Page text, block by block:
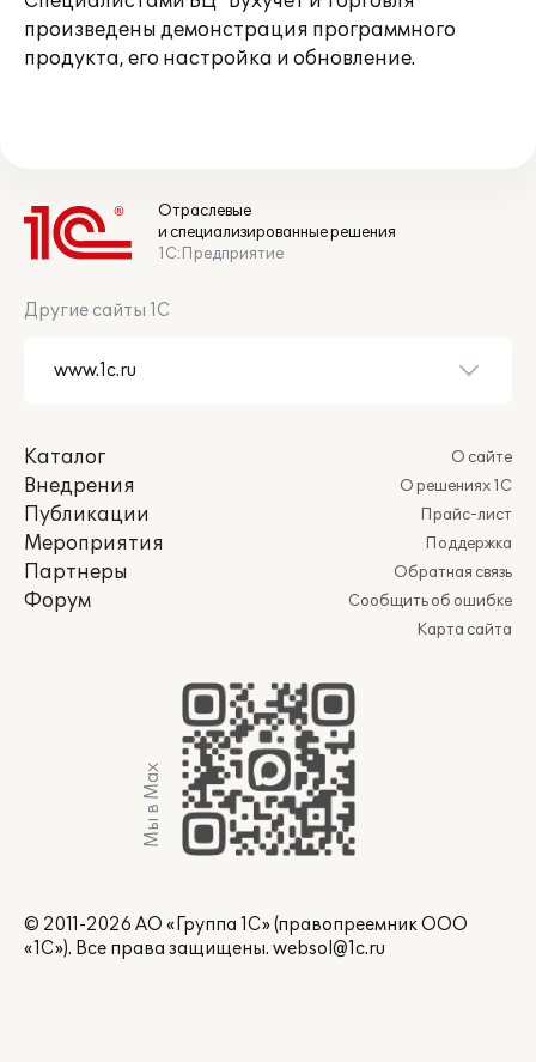
произведены демонстрация программного
продукта, его настройка и обновление.
Отраслевые
и специализированные решения
1С:Предприятие
Другие сайты 1С
Каталог
Внедрения
Публикации
Мероприятия
Партнеры
Форум
О сайте
О решениях 1С
Прайс-лист
Поддержка
Обратная связь
Сообщить об ошибке
Карта сайта
Мы в Max
© 2011-2026 АО «Группа 1С» (правопреемник ООО
«1С»). Все права защищены. websol@1c.ru